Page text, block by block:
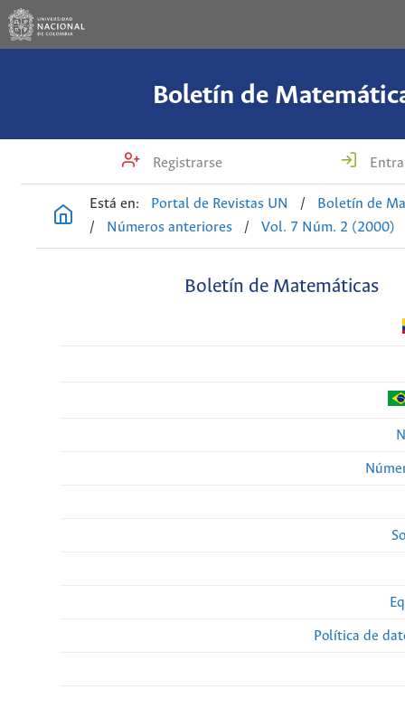
Boletín de
Registrarse
Está en: Portal de Revistas UN /
Boletín de
/
Números anteriores / Vol. 7 Núm. 2 (2000)
Boletín de Matemáticas
Política de